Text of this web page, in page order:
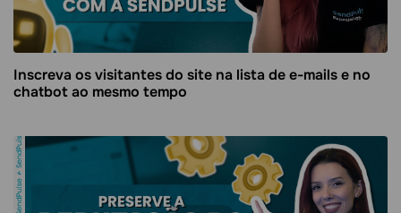
Inscreva os visitantes do site na lista de e-mails e no
chatbot ao mesmo tempo